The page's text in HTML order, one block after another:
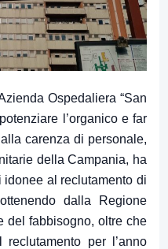
Ospedaliera “San
l’organico e far
carenza di personale,
della Campania, ha
al reclutamento di
dalla Regione
del fabbisogno, oltre che
per l’anno